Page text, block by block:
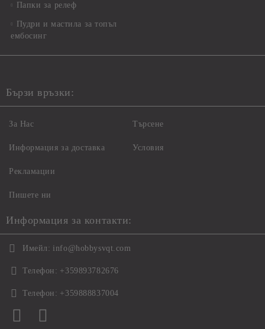
Папки за релеф
Пудри и мастила за топъл
ембосинг
Бързи връзки:
За Нас
Информация за доставка
Рекламации
Пишете ни
Търсене
Условия
Информация за контакти:
Имейл: info@hobbysvqt.com
Телефон: +359893782676
Телефон: +359888837004